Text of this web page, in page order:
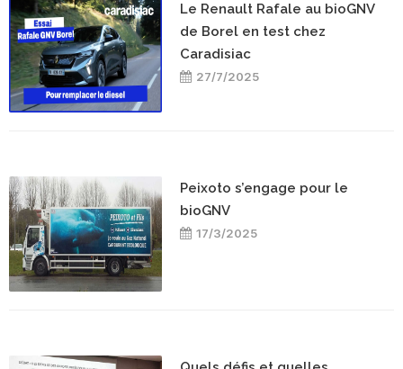
Le Renault Rafale au bioGNV
de Borel en test chez
Caradisiac
27/7/2025
Peixoto s’engage pour le
bioGNV
17/3/2025